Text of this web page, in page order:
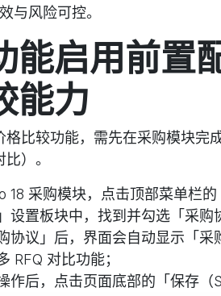
与风险可控。
能启用前置
能力
格比较功能，需先在采购模块完
比）。
18 采购模块，点击顶部菜单栏的
设置板块中，找到并勾选「采购
协议」后，界面会自动显示「
RFQ 对比功能；
作后，点击页面底部的「保存（